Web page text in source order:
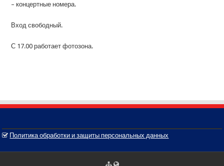
– концертные номера.
Вход свободный.
С 17.00 работает фотозона.
Политика обработки и защиты персональных данных